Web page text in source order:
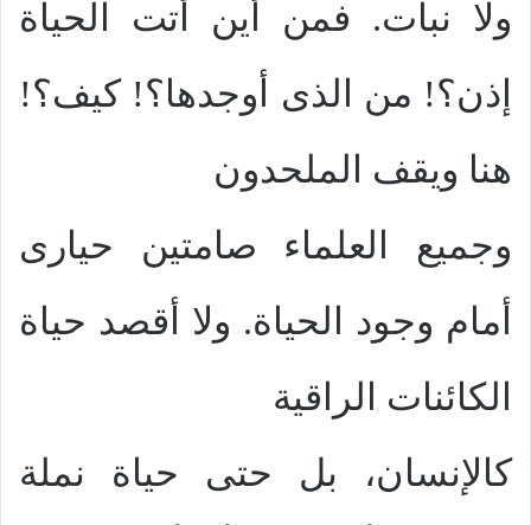
ولا نبات. فمن أين أتت الحياة
إذن؟! من الذى أوجدها؟! كيف؟!
هنا ويقف الملحدون
وجميع العلماء صامتين حيارى
أمام وجود الحياة. ولا أقصد حياة
الكائنات الراقية
كالإنسان، بل حتى حياة نملة